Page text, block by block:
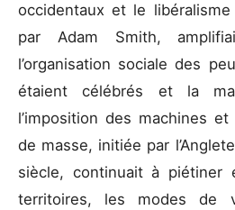
occidentaux et le
par Adam Smith,
l’organisation sociale des
étaient célébrés et la
l’imposition des machines
de masse, initiée par
siècle, continuait à piétiner
territoires, les modes de